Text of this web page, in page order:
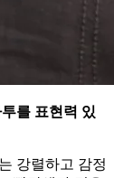
를 표현력 있
강렬하고 감정